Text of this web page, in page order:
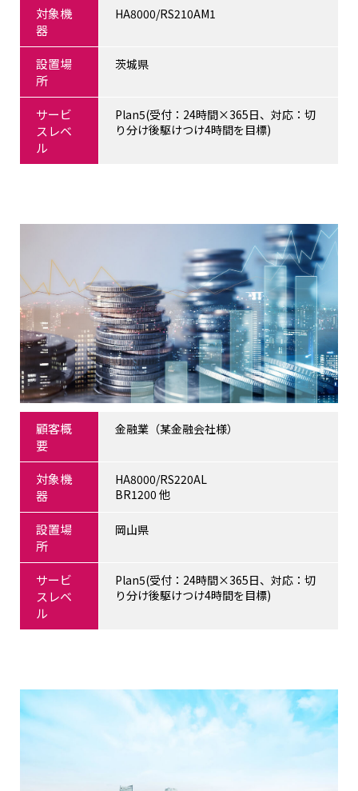
対象機
器
HA8000/RS210AM1
設置場
所
茨城県
サービ
スレベ
ル
Plan5(受付：24時間×365日、対応：切
り分け後駆けつけ4時間を目標)
顧客概
要
金融業（某金融会社様）
対象機
器
HA8000/RS220AL
BR1200 他
設置場
所
岡山県
サービ
スレベ
ル
Plan5(受付：24時間×365日、対応：切
り分け後駆けつけ4時間を目標)